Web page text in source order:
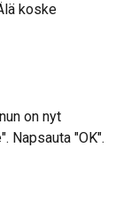
koske
on nyt
Napsauta "OK".